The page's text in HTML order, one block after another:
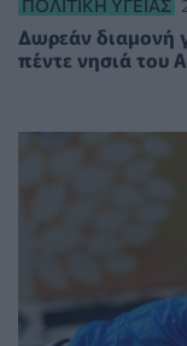
ΠΟΛΙΤΙΚΉ ΥΓΕΊΑΣ
Δωρεάν διαμονή
πέντε νησιά του